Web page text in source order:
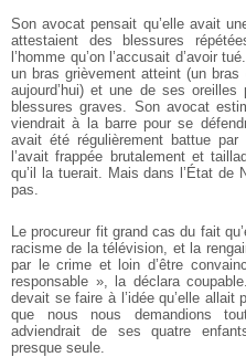
Son avocat pensait qu’elle avait
attestaient des blessures
l’homme qu’on l’accusait d’avoir
un bras grièvement atteint (un bras
aujourd’hui) et une de ses oreilles
blessures graves. Son avocat
viendrait à la barre pour se
avait été régulièrement battue
l’avait frappée brutalement et
qu’il la tuerait. Mais dans l’État de
pas.
Le procureur fit grand cas du fait
racisme de la télévision, et la
par le crime et loin d’être
responsable », la déclara
devait se faire à l’idée qu’elle
que nous nous demandions
adviendrait de ses quatre
presque seule.